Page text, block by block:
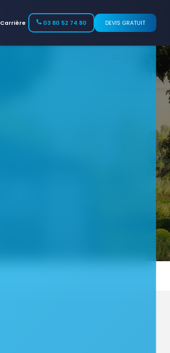
Carrière 03 80 52 74 80 DEVIS GRATUIT